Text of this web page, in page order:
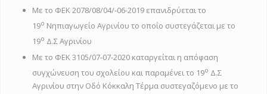
Με το ΦΕΚ 2078/08/04/-06-2019 επανιδρύεται το
19ο Νηπιαγωγείο Αγρινίου το οποίο συστεγάζεται με το
19ο Δ.Σ Αγρινίου
Με το ΦΕΚ 3105/07-07-2020 καταργείται η απόφαση
συγχώνευση του σχολείου και παραμένει το 19ο Δ.Σ
Αγρινίου στην Οδό Κόκκαλη Τέρμα συστεγαζόμενο με το